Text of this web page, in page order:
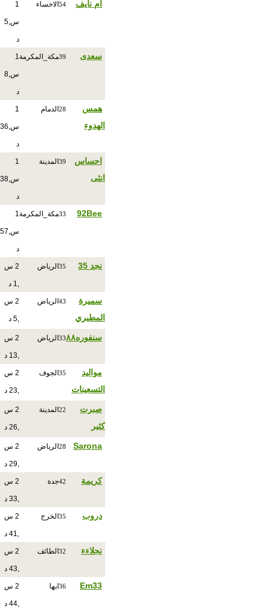
ام نايف 54 الاحساء 1
س,5
د
سعدى 39مكة_المكرمة1
س,8
د
همس
الهدوء
28 الدمام 1
س,36
د
احساس
انثى
39 المدينة 1
س,38
د
92Bee
33مكة_المكرمة1
س,57
د
نجد 35 35 الرياض 2 س
,1 د
سميرة
المطيري
43 الرياض 2 س
,5 د
سنفوره٨٨ 33 الرياض 2 س
,13 د
مواليد
التسعينات
35 الجوف 2 س
,23 د
صبرت
كثير
22 المدينة 2 س
,26 د
Sarona
28 الرياض 2 س
,29 د
كريمة 42جدة 2 س
,33 د
دروب 35 الخرج 2 س
,41 د
نجلاءء 32 الطائف 2 س
,43 د
Em33
36 ابها 2 س
,44 د